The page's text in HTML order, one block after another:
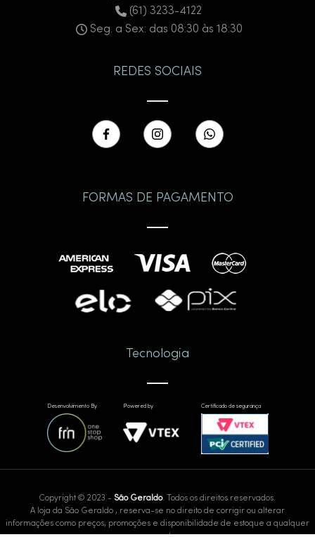
(61) 3233-4122
Seg. a Sex: das 08:30 às 18:30
REDES SOCIAIS
FORMAS DE PAGAMENTO
Tecnologia
Desenvolvimento By Powered by Certificado de segurança
Copyright © 2023 - São Geraldo. Todos os direitos reservados.
A loja da São Geraldo , reserva-se no direito de corrigir ou alterar
informações como preços, promoções e disponibilidade de estoque a qualquer